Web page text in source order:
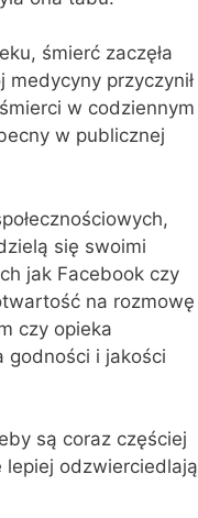
śmierć zaczęła
przyczynił
w codziennym
w publicznej
się swoimi
jak Facebook czy
na rozmowę
czy opieka
godności i jakości
są coraz częściej
odzwierciedlają